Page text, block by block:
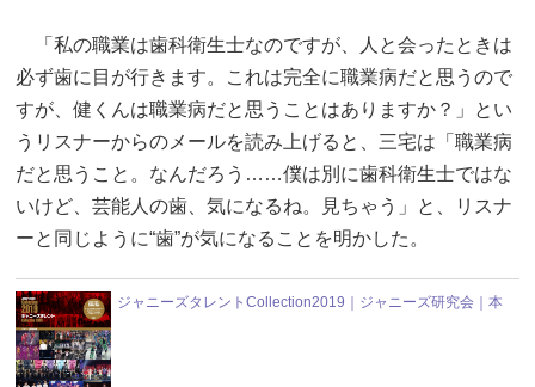
「私の職業は歯科衛生士なのですが、人と会ったときは
必ず歯に目が行きます。これは完全に職業病だと思うので
すが、健くんは職業病だと思うことはありますか？」とい
うリスナーからのメールを読み上げると、三宅は「職業病
だと思うこと。なんだろう……僕は別に歯科衛生士ではな
いけど、芸能人の歯、気になるね。見ちゃう」と、リスナ
ーと同じように“歯”が気になることを明かした。
ジャニーズタレントCollection2019｜ジャニーズ研究会｜本